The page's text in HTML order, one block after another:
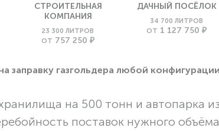
СТРОИТЕЛЬНАЯ
КОМПАНИЯ
23 300 ЛИТРОВ
ОТ 757 250 ₽
ДАЧНЫЙ ПОСЁЛОК
34 700 ЛИТРОВ
ОТ 1 127 750 ₽
заправку газгольдера любой
на 500 тонн и автопарка
поставок нужного